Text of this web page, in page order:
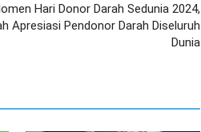
Hari Donor Darah Sedunia 2024,
Apresiasi Pendonor Darah Diseluruh
Dunia